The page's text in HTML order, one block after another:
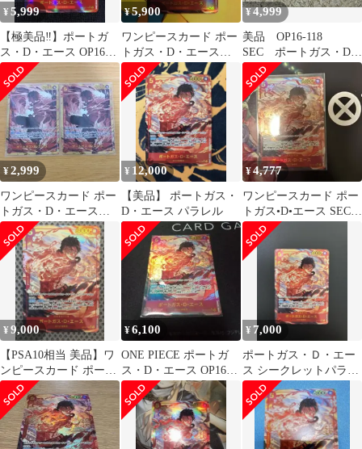
¥5,999
【極美品‼️】ポートガ
ス・D・エース OP16-
118 SECパラレル
¥5,900
ワンピースカード ポー
トガス・D・エース
SECパラレル
¥4,999
美品 OP16-118
SEC ポートガス・D・
エース パラレル ワ
ンピース
¥2,999
ワンピースカード ポー
トガス・D・エース
SEC パラレル 決戦の
刻
¥ 12,000
【美品】 ポートガス・
D・エース パラレル
¥4,777
ワンピースカード ポー
トガス•D•エース SEC
パラレル
¥9,000
【PSA10相当 美品】ワ
ンピースカード ポート
ガス・D・エース SEC
¥6,100
ONE PIECE ポートガ
ス・D・エース OP16-
118 パラレル
¥ 7,000
ポートガス・Ｄ・エー
ス シークレットパラレ
ル ワンピース 決戦の刻